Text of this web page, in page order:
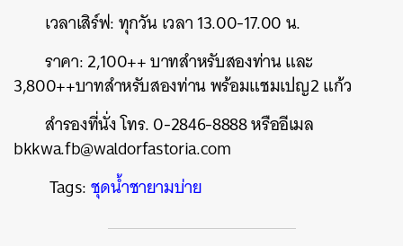
เวลาเสิร์ฟ: ทุกวัน เวลา 13.00-17.00 น.
ราคา: 2,100++ บาทสำหรับสองท่าน และ
3,800++บาทสำหรับสองท่าน พร้อมแชมเปญ2 แก้ว
สำรองที่นั่ง โทร. 0-2846-8888 หรืออีเมล
bkkwa.fb@waldorfastoria.com
Tags:ชุดน้ำชายามบ่าย